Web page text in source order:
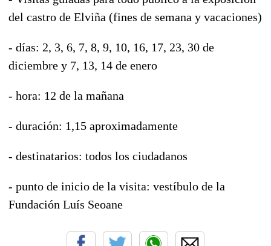
del castro de Elviña (fines de semana y vacaciones)
- días: 2, 3, 6, 7, 8, 9, 10, 16, 17, 23, 30 de
diciembre y 7, 13, 14 de enero
- hora: 12 de la mañana
- duración: 1,15 aproximadamente
- destinatarios: todos los ciudadanos
- punto de inicio de la visita: vestíbulo de la
Fundación Luís Seoane